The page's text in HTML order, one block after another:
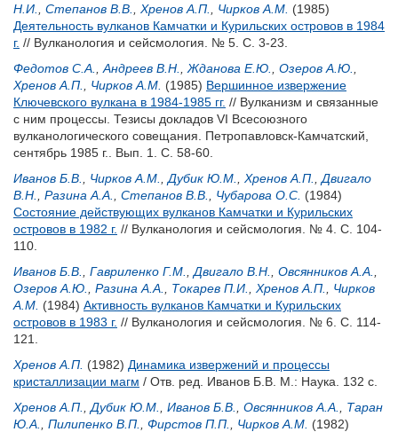
Н.И.
Степанов В.В. Хренов А.П. Чирков А.М. (1985)
Деятельность вулканов Камчатки и Курильских островов в 1984
г. // Вулканология и сейсмология. № 5. С. 3-23.
Федотов С.А.
Андреев В.Н. Жданова Е.Ю. Озеров А.Ю.
Хренов А.П.
Чирков А.М. (1985) Вершинное извержение
Ключевского вулкана в 1984-1985 гг. // Вулканизм и связанные
с ним процессы. Тезисы докладов VI Всесоюзного
вулканологического совещания. Петропавловск-Камчатский,
сентябрь 1985 г.. Вып. 1. С. 58-60.
Иванов Б.В.
Чирков А.М. Дубик Ю.М. Хренов А.П.
Двигало
В.Н.
Разина А.А. Степанов В.В. Чубарова О.С. (1984)
Состояние действующих вулканов Камчатки и Курильских
островов в 1982 г. // Вулканология и сейсмология. № 4. С. 104-
110.
Иванов Б.В.
Гавриленко Г.М. Двигало В.Н. Овсянников А.А.
Озеров А.Ю.
Разина А.А. Токарев П.И. Хренов А.П.
Чирков
А.М. (1984) Активность вулканов Камчатки и Курильских
островов в 1983 г. // Вулканология и сейсмология. № 6. С. 114-
121.
Хренов А.П. (1982) Динамика извержений и процессы
кристаллизации магм / Отв. ред. Иванов Б.В. М.: Наука. 132 с.
Хренов А.П.
Дубик Ю.М. Иванов Б.В. Овсянников А.А.
Таран
Ю.А.
Пилипенко В.П. Фирстов П.П. Чирков А.М. (1982)